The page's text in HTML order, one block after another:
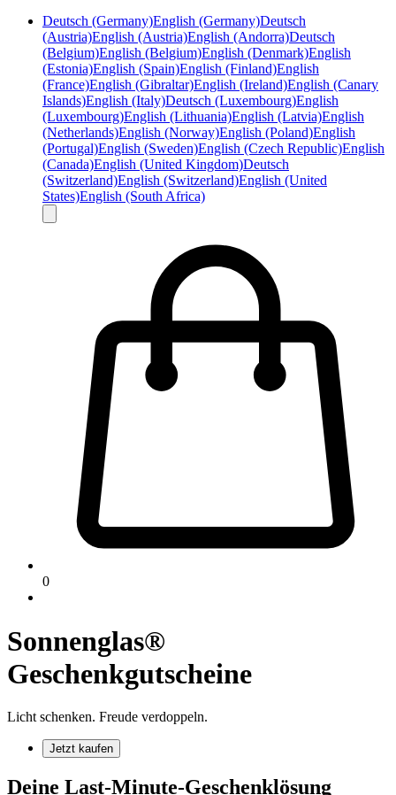
Deutsch (Germany)English (Germany)Deutsch
(Austria)English (Austria)English (Andorra)Deutsch
(Belgium)English (Belgium)English (Denmark)English
(Estonia)English (Spain)English (Finland)English
(France)English (Gibraltar)English (Ireland)English (Canary
Islands)English (Italy)Deutsch (Luxembourg)English
(Luxembourg)English (Lithuania)English (Latvia)English
(Netherlands)English (Norway)English (Poland)English
(Portugal)English (Sweden)English (Czech Republic)English
(Canada)English (United Kingdom)Deutsch
(Switzerland)English (Switzerland)English (United
States)English (South Africa)
0
Sonnenglas®
Geschenkgutscheine
Licht schenken. Freude verdoppeln.
Jetzt kaufen
Deine Last-Minute-Geschenklösung